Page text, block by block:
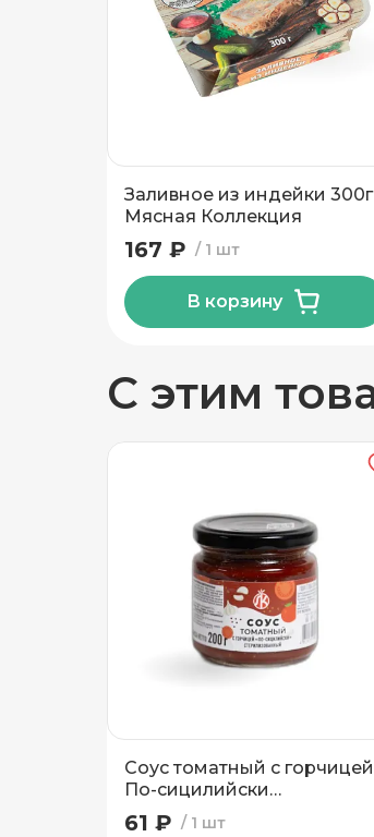
Заливное из индейки 300г
Мясная Коллекция
1 шт
167 ₽
В корзину
С этим
Соус томатный с горчицей
По-сицилийски
Ляховичский КЗ 200 гр
1 шт
61 ₽
Доставка
Частный дом